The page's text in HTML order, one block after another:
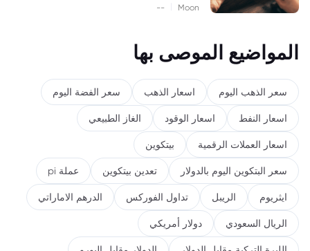
Moon
--
المواضيع الموصى بها
سعر الذهب اليوم اسعار الذهب سعر الفضة اليوم
اسعار النفط اسعار الوقود الغاز الطبيعي
اسعار العملات الرقمية بيتكوين
سعر البتكوين اليوم بالدولار تعدين بيتكوين عملة pi
ايثريوم الريبل تداول الفوركس الدرهم الاماراتي
الريال السعودي دولار أمريكي